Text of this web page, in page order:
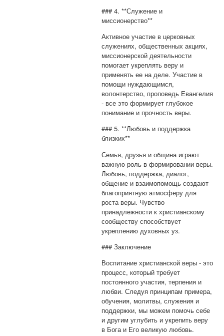
### 4. **Служение и
миссионерство**
Активное участие в церковных
служениях, общественных акциях,
миссионерской деятельности
помогает укреплять веру и
применять ее на деле. Участие в
помощи нуждающимся,
волонтерство, проповедь Евангелия
- все это формирует глубокое
понимание и прочность веры.
### 5. **Любовь и поддержка
близких**
Семья, друзья и община играют
важную роль в формировании веры.
Любовь, поддержка, диалог,
общение и взаимопомощь создают
благоприятную атмосферу для
роста веры. Чувство
принадлежности к христианскому
сообществу способствует
укреплению духовных уз.
### Заключение
Воспитание христианской веры - это
процесс, который требует
постоянного участия, терпения и
любви. Следуя принципам примера,
обучения, молитвы, служения и
поддержки, мы можем помочь себе
и другим углубить и укрепить веру
в Бога и Его великую любовь.